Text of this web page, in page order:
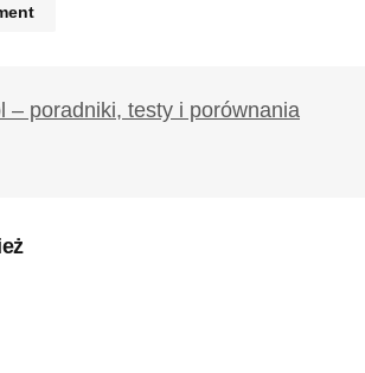
nie zostanie opublikowany.
są oznaczone